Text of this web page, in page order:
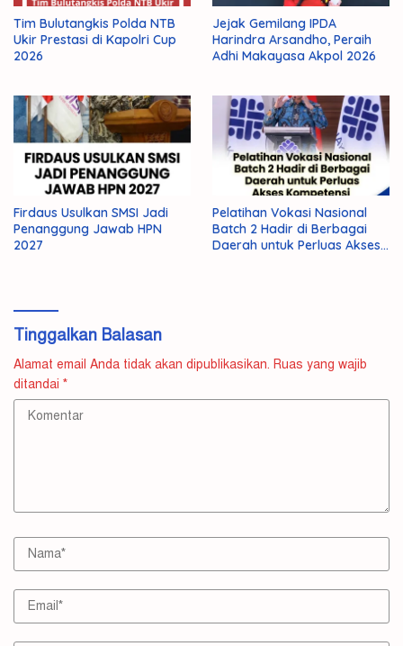
Tim Bulutangkis Polda NTB
Ukir Prestasi di Kapolri Cup
2026
Jejak Gemilang IPDA
Harindra Arsandho, Peraih
Adhi Makayasa Akpol 2026
Firdaus Usulkan SMSI Jadi
Penanggung Jawab HPN
2027
Pelatihan Vokasi Nasional
Batch 2 Hadir di Berbagai
Daerah untuk Perluas Akses
Tinggalkan Balasan
Alamat email Anda tidak akan dipublikasikan. Ruas yang wajib
ditandai *